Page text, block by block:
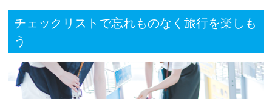
チェックリストで忘れものなく旅行を楽しも
う